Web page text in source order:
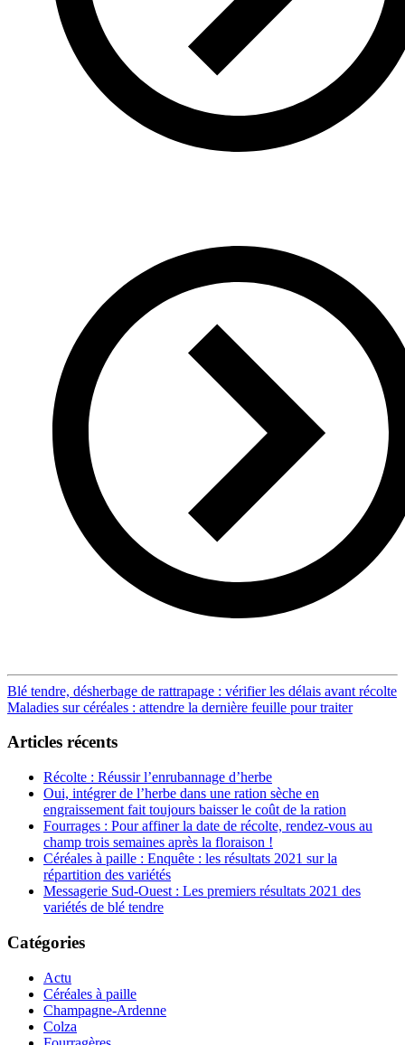
Post
navigation
Blé tendre, désherbage de rattrapage : vérifier les délais avant récolte
Maladies sur céréales : attendre la dernière feuille pour traiter
Articles récents
Récolte : Réussir l’enrubannage d’herbe
Oui, intégrer de l’herbe dans une ration sèche en
engraissement fait toujours baisser le coût de la ration
Fourrages : Pour affiner la date de récolte, rendez-vous au
champ trois semaines après la floraison !
Céréales à paille : Enquête : les résultats 2021 sur la
répartition des variétés
Messagerie Sud-Ouest : Les premiers résultats 2021 des
variétés de blé tendre
Catégories
Actu
Céréales à paille
Champagne-Ardenne
Colza